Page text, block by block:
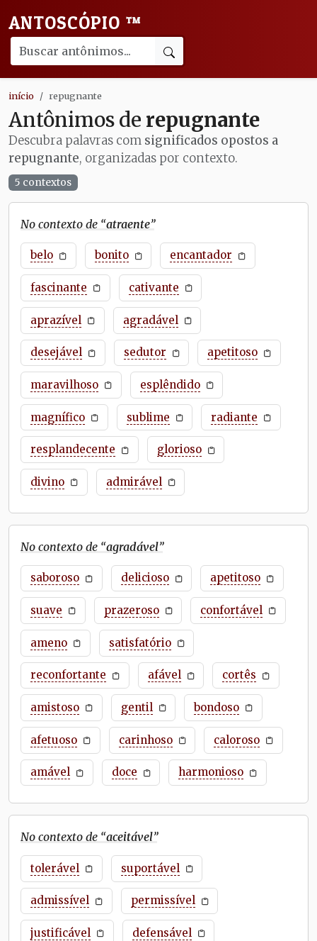
ANTOSCÓPIO ™
início repugnante
Antônimos de repugnante
Descubra palavras com significados opostos a
repugnante, organizadas por contexto.
5 contextos
No contexto de “atraente”
belo bonito encantador
fascinante cativante
aprazível agradável
desejável sedutor apetitoso
maravilhoso esplêndido
magnífico sublime radiante
resplandecente glorioso
divino admirável
No contexto de “agradável”
saboroso delicioso apetitoso
suave prazeroso confortável
ameno satisfatório
reconfortante afável cortês
amistoso gentil bondoso
afetuoso carinhoso caloroso
amável doce harmonioso
No contexto de “aceitável”
tolerável suportável
admissível permissível
justificável defensável